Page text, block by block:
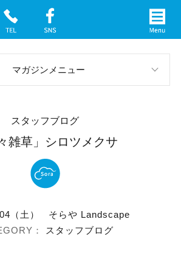
マガジンメニュー
イベント案内
社長インタビュー
スタッフブログ
雑草」シロツメクサ
（土）
そらや Landscape
スタッフブログ